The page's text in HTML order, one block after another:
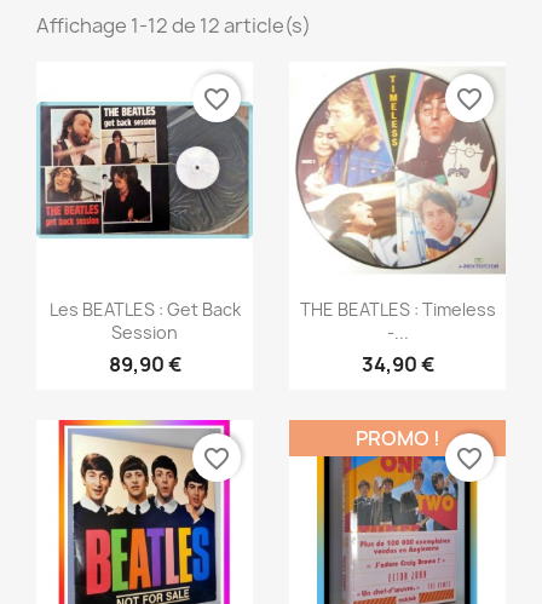
Affichage 1-12 de 12 article(s)
Aperçu rapide
Les BEATLES : Get Back
Session
89,90 €
favorite_border
Aperçu rapide
THE BEATLES : Timeless
-...
34,90 €
favorite_border
favorite_border
PROMO !
favorite_border